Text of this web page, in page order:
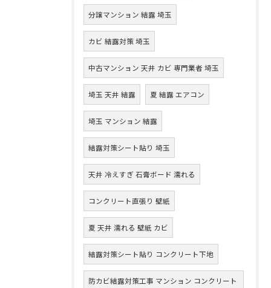
分譲マンション 結露 埼玉
カビ 結露対策 埼玉
中古マンション 天井 カビ 専門業者 埼玉
埼玉 天井 結露 夏 結露 エアコン
埼玉 マンション 結露
結露対策シート貼り 埼玉
天井 冷えすぎ 石膏ボード 濡れる
コンクリート直張り 壁紙
夏 天井 濡れる 壁紙 カビ
結露対策シート貼り コンクリート下地
防カビ結露対策工事 マンション コンクリート